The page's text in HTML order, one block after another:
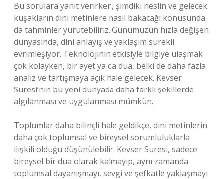
Bu sorulara yanıt verirken, şimdiki neslin ve gelecek
kuşakların dini metinlere nasıl bakacağı konusunda
da tahminler yürütebiliriz. Günümüzün hızla değişen
dünyasında, dini anlayış ve yaklaşım sürekli
evrimleşiyor. Teknolojinin etkisiyle bilgiye ulaşmak
çok kolayken, bir ayet ya da dua, belki de daha fazla
analiz ve tartışmaya açık hale gelecek. Kevser
Suresi’nin bu yeni dünyada daha farklı şekillerde
algılanması ve uygulanması mümkün.
Toplumlar daha bilinçli hale geldikçe, dini metinlerin
daha çok toplumsal ve bireysel sorumluluklarla
ilişkili olduğu düşünülebilir. Kevser Suresi, sadece
bireysel bir dua olarak kalmayıp, aynı zamanda
toplumsal dayanışmayı, sevgi ve şefkatle yaklaşmayı